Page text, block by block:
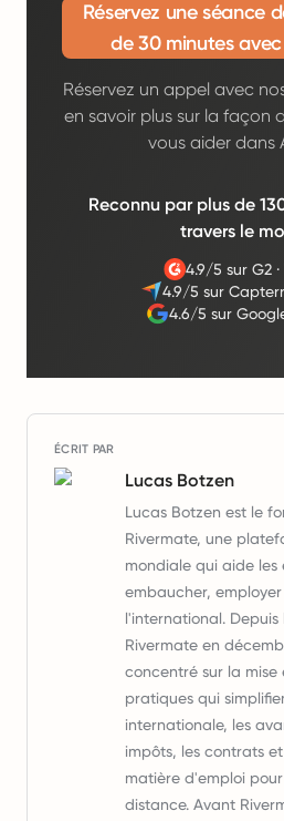
Réservez une séance
de 30 minutes
Réservez un appel avec
en savoir plus sur la façon
vous aider dans
Reconnu par plus de
travers le
4.9/5 sur G2 ·
4.9/5 sur
4.6/5 sur
ÉCRIT PAR
Lucas Botzen
Lucas Botzen est le
Rivermate, une
mondiale qui aide les
embaucher,
l'international.
Rivermate en
concentré sur la mise
pratiques qui
internationale, les
impôts, les contrats
matière d'emploi
distance. Avant